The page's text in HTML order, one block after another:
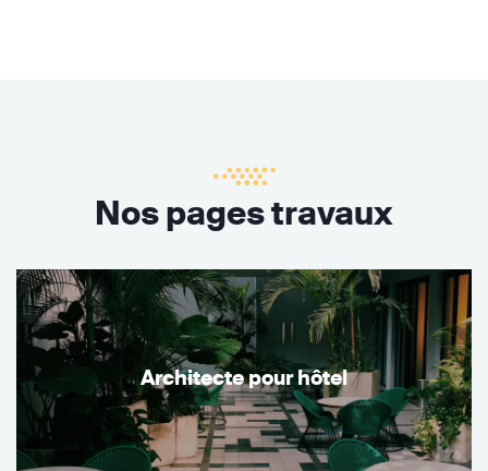
Nos pages travaux
Architecte pour hôtel